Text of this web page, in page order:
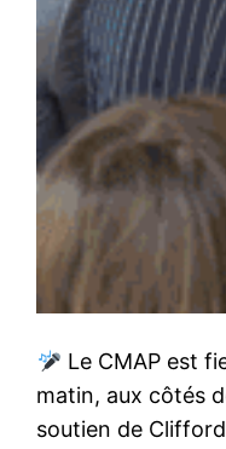
Le CMAP est
matin, aux côtés
soutien de